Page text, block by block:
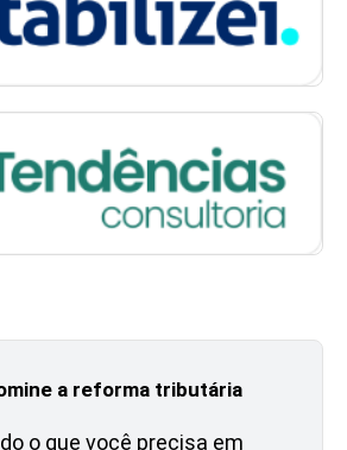
a reforma tributária
o que você precisa em